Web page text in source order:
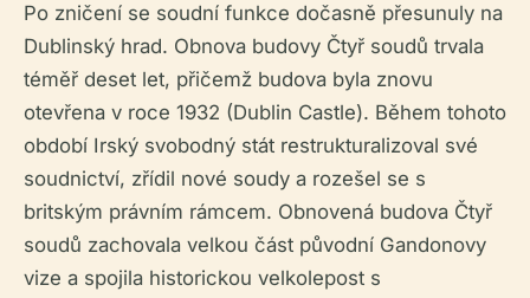
Po zničení se soudní funkce dočasně přesunuly na
Dublinský hrad. Obnova budovy Čtyř soudů trvala
téměř deset let, přičemž budova byla znovu
otevřena v roce 1932 (Dublin Castle). Během tohoto
období Irský svobodný stát restrukturalizoval své
soudnictví, zřídil nové soudy a rozešel se s
britským právním rámcem. Obnovená budova Čtyř
soudů zachovala velkou část původní Gandonovy
vize a spojila historickou velkolepost s